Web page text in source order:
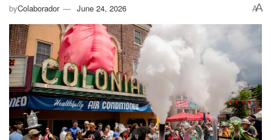
byColaborador June 24, 2026 AA